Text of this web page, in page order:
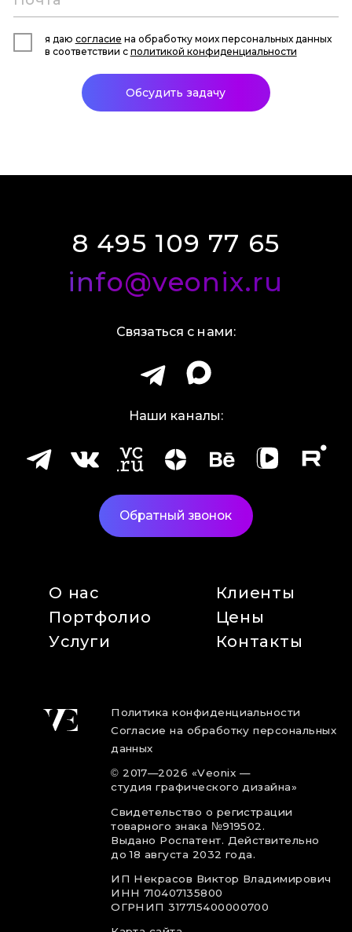
я даю согласие на обработку моих персональных данных
в соответствии с политикой конфиденциальности
Обсудить задачу
Политика конфиденциальности
Согласие на обработку персональных
данных
© 2017—2026 «Veonix —
студия графического дизайна»
Свидетельство о регистрации
товарного знака №919502.
Выдано Роспатент. Действительно
до 18 августа 2032 года.
ИП Некрасов Виктор Владимирович
ИНН 710407135800
ОГРНИП 317715400000700
О нас
Портфолио
Услуги
Клиенты
Цены
Контакты
Обратный звонок
8 495 109 77 65
info@veonix.ru
Связаться с нами:
Наши каналы: